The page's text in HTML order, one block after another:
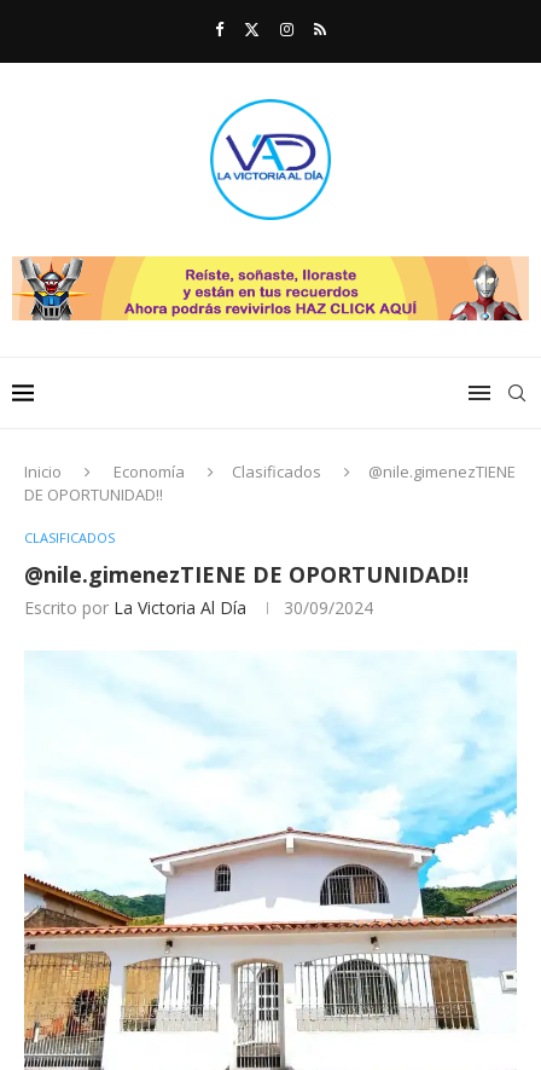
Inicio Economía Clasificados
@nile.gimenezTIENE
DE OPORTUNIDAD!!
CLASIFICADOS
@nile.gimenezTIENE DE OPORTUNIDAD!!
Escrito por La Victoria Al Día 30/09/2024